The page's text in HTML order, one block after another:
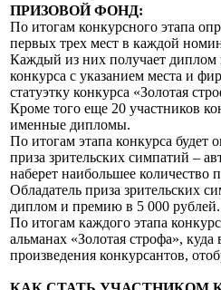
ПРИЗОВОЙ ФОНД:
По итогам конкурсного этапа
первых трех мест в каждой
Каждый из них получает диплом
конкурса с указанием места и
статуэтку конкурса «Золотая
Кроме того еще 20 участников
именные дипломы.
По итогам этапа конкурса будет
приза зрительских симпатий –
наберет наибольшее количество
Обладатель приза зрительских
диплом и премию в 5 000 рублей.
По итогам каждого этапа
альманах «Золотая строфа»,
произведения конкурсантов,